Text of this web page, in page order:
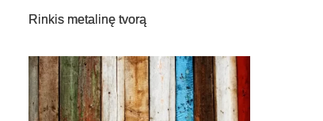
Rinkis metalinę tvorą